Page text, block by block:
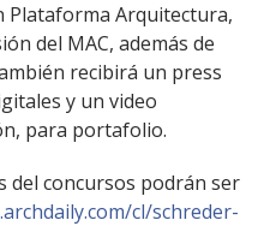
Plataforma Arquitectura,
del MAC, además de
recibirá un press
y un video
para portafolio.
del concursos podrán ser
cl/schreder-